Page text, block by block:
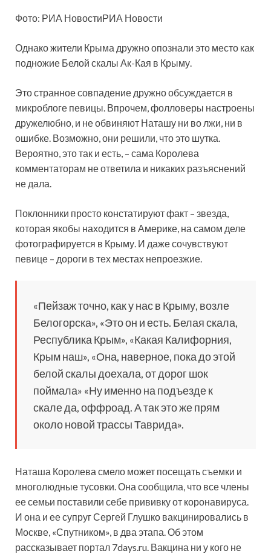
Фото: РИА НовостиРИА Новости
Однако жители Крыма дружно опознали это место как
подножие Белой скалы Ак-Кая в Крыму.
Это странное совпадение дружно обсуждается в
микроблоге певицы. Впрочем, фолловеры настроены
дружелюбно, и не обвиняют Наташу ни во лжи, ни в
ошибке. Возможно, они решили, что это шутка.
Вероятно, это так и есть, – сама Королева
комментаторам не ответила и никаких разъяснений
не дала.
Поклонники просто констатируют факт – звезда,
которая якобы находится в Америке, на самом деле
фотографируется в Крыму. И даже сочувствуют
певице – дороги в тех местах непроезжие.
«Пейзаж точно, как у нас в Крыму, возле
Белогорска», «Это он и есть. Белая скала,
Республика Крым», «Какая Калифорния,
Крым наш», «Она, наверное, пока до этой
белой скалы доехала, от дорог шок
поймала» «Ну именно на подъезде к
скале да, оффроад. А так это же прям
около новой трассы Таврида».
Наташа Королева смело может посещать съемки и
многолюдные тусовки. Она сообщила, что все члены
ее семьи поставили себе прививку от коронавируса.
И она и ее супруг Сергей Глушко вакцинировались в
Москве, «Спутником», в два этапа. Об этом
рассказывает портал 7days.ru. Вакцина ни у кого не